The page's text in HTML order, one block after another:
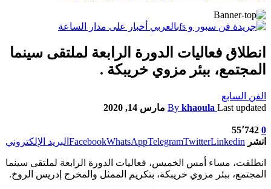
انطلاق فعاليات الدورة الرابعة لملتقى سينما
المجتمع، ببئر مزوي خريبكة .
الفن السابع
By khaoula Last updated مارس 14, 2020
0 55٬742
انشر
FacebookWhatsAppTelegramTwitterLinkedin البريد الإلكتروني
انطلقت، مساء أمس الخميس، فعاليات الدورة الرابعة لملتقى سينما
المجتمع، ببئر مزوي خريبكة، بتكريم الممثل والمخرج إدريس الروخ.